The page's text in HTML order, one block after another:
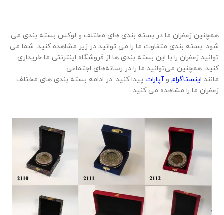
همچنین زعفران ما در بسته بندی های مختلف و لوکس بسته بندی می
شود. بسته بندی متفاوت ما را می توانید در زیر مشاهده کنید. شما می
توانید زعفران را با این بسته بندی ها از فروشگاه اینترنتی ما خریداری
کنید. همچنین می‌توانید ما را در رسانه‌های اجتماعی
مانند اینستاگرام وآپارات پیدا کنید. در ادامه بسته بندی های مختلف
زعفران ما را مشاهده می کنید.